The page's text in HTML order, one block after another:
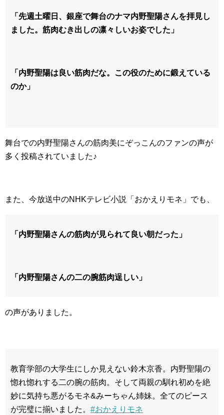
「先週土曜日、銀座で舞台のナマ内野聖陽さんを拝見し
ました。筋肉むき出しの凛々しいお姿でした」
「内野聖陽は良い筋肉だな。この役のために鍛えている
のか」
舞台での内野聖陽さんの筋肉美にぞっこんのファンの声が
多く投稿されていました♪
また、今放送中のNHKテレビ小説「おかえりモネ」でも、
「内野聖陽さんの筋肉が見られて良い朝だった」
「内野聖陽さんの二の腕筋肉逞しい」
の声がありました。
教育学部の大学生にしか見えない鈴木京香。内野聖陽の
惚れ惚れする二の腕の筋肉。そして両親の馴れ初めを絶
妙に気持ち悪がるモネ&みーちゃん姉妹。全てのピース
が完璧に揃いました。 #おかえりモネ